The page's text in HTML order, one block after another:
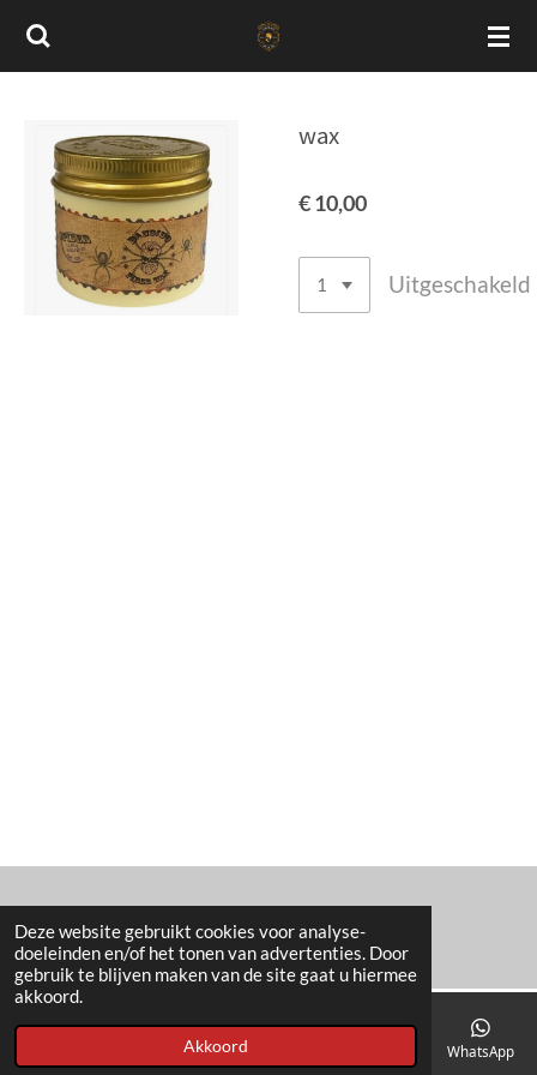
Deze website gebruikt cookies voor analyse-
doeleinden en/of het tonen van advertenties. Door
gebruik te blijven maken van de site gaat u hiermee
akkoord.
Akkoord
Ga
direct
hoofdinhoud
wax
€ 10,00
Uitgeschakeld
© 2021 - 2026 Barbershop Mo & Ma
Telefoonnummer WhatsApp